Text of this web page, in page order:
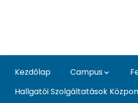
Kezdőlap Campus
Hallgatói Szolgáltatások